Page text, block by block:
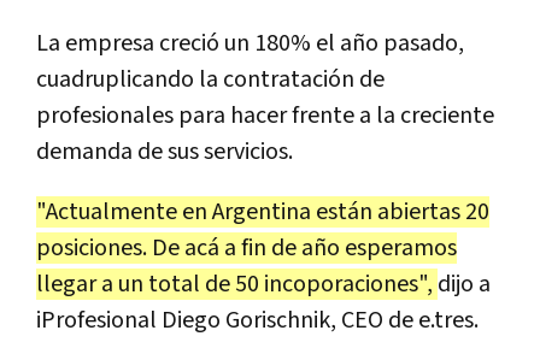
La empresa creció un 180% el año pasado,
cuadruplicando la contratación de
profesionales para hacer frente a la creciente
demanda de sus servicios.
"Actualmente en Argentina están abiertas 20
posiciones. De acá a fin de año esperamos
llegar a un total de 50 incoporaciones", dijo a
iProfesional Diego Gorischnik, CEO de e.tres.